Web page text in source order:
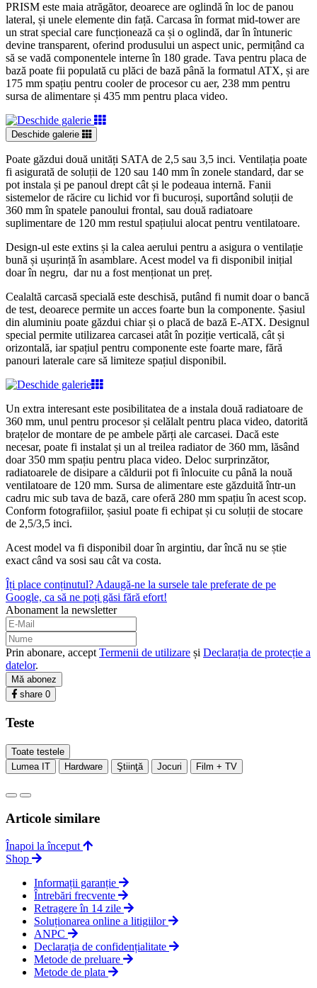
PRISM este maia atrăgător, deoarece are oglindă în loc de panou
lateral, și unele elemente din față. Carcasa în format mid-tower are
un strat special care funcționează ca și o oglindă, dar în întuneric
devine transparent, oferind produsului un aspect unic, permițând ca
să se vadă componentele interne în 180 grade. Tava pentru placa de
bază poate fii populată cu plăci de bază până la formatul ATX, și are
175 mm spațiu pentru cooler de procesor cu aer, 238 mm pentru
sursa de alimentare și 435 mm pentru placa video.
Deschide galerie
Poate găzdui două unități SATA de 2,5 sau 3,5 inci. Ventilația poate
fi asigurată de soluții de 120 sau 140 mm în zonele standard, dar se
pot instala și pe panoul drept cât și le podeaua internă. Fanii
sistemelor de răcire cu lichid vor fi bucuroși, suportând soluții de
360 mm în spatele panoului frontal, sau două radiatoare
suplimentare de 120 mm restul spațiului alocat pentru ventilatoare.
Design-ul este extins și la calea aerului pentru a asigura o ventilație
bună și ușurință în asamblare. Acest model va fi disponibil inițial
doar în negru, dar nu a fost menționat un preț.
Cealaltă carcasă specială este deschisă, putând fi numit doar o bancă
de test, deoarece permite un acces foarte bun la componente. Șasiul
din aluminiu poate găzdui chiar și o placă de bază E-ATX. Designul
special permite utilizarea carcasei atât în poziție verticală, cât și
orizontală, iar spațiul pentru componente este foarte mare, fără
panouri laterale care să limiteze spațiul disponibil.
Un extra interesant este posibilitatea de a instala două radiatoare de
360 mm, unul pentru procesor și celălalt pentru placa video, datorită
brațelor de montare de pe ambele părți ale carcasei. Dacă este
necesar, poate fi instalat și un al treilea radiator de 360 mm, lăsând
doar 350 mm spațiu pentru placa video. Deloc surprinzător,
radiatoarele de disipare a căldurii pot fi înlocuite cu până la nouă
ventilatoare de 120 mm. Sursa de alimentare este găzduită într-un
cadru mic sub tava de bază, care oferă 280 mm spațiu în acest scop.
Conform fotografiilor, șasiul poate fi echipat și cu soluții de stocare
de 2,5/3,5 inci.
Acest model va fi disponibil doar în argintiu, dar încă nu se știe
exact când va sosi sau cât va costa.
Îți place conținutul? Adaugă-ne la sursele tale preferate de pe
Google, ca să ne poți găsi fără efort!
Abonament la newsletter
Prin abonare, accept Termenii de utilizare și Declarația de protecție a
datelor.
Mă abonez
share 0
Teste
Toate testele
Lumea IT
Hardware Ştiinţă Jocuri Film + TV
Articole similare
Înapoi la început
Shop
Informații garanție
Întrebări frecvente
Retragere în 14 zile
Soluționarea online a litigiilor
ANPC
Declarația de confidențialitate
Metode de preluare
Metode de plata